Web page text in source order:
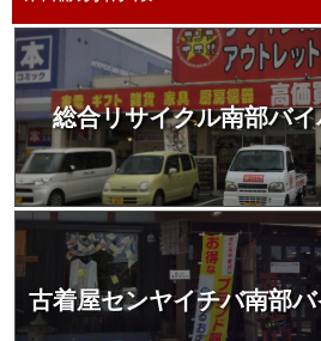
総合リサイクル南部バ
古着屋センヤイチバ南部